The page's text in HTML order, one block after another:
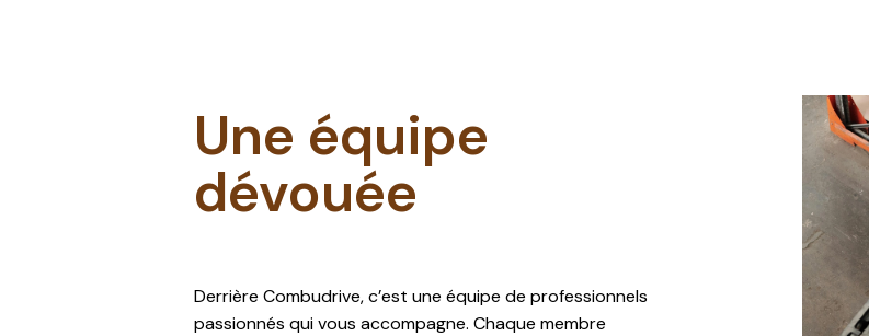
Une équipe
dévouée
Derrière Combudrive, c’est une équipe de professionnels
passionnés qui vous accompagne. Chaque membre